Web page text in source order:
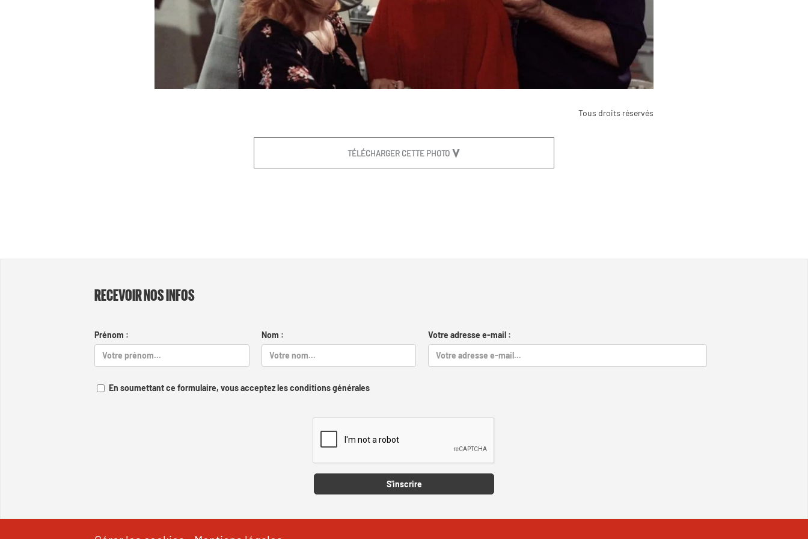
Tous droits réservés
TÉLÉCHARGER CETTE PHOTO
RECEVOIR NOS INFOS
Prénom : Nom : Votre adresse e-mail :
En soumettant ce formulaire, vous acceptez les conditions générales
S'inscrire